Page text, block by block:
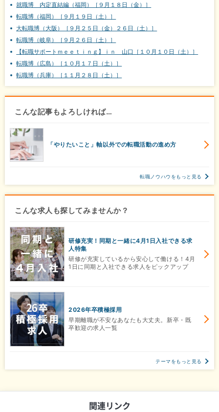
就職博 内定直結編（福岡）［９月１８日（金）］
転職博（福岡）［９月１９日（土）］
大転職博（大阪）［９月２５日（金）２６日（土）］
転職博（岐阜）［９月２６日（土）］
【転職サポートｍｅｅｔｉｎｇ】ｉｎ 山口［１０月１０日（土）］
転職博（広島）［１０月１７日（土）］
転職博（兵庫）［１１月２８日（土）］
こんな記事もよろしければ…
「やりたいこと」軸以外での転職活動の進め方
転職ノウハウをもっと見る
こんな求人も探してみませんか？
研修充実！同期と一緒に4月1日入社できる求
人特集
研修が充実しているから安心して働ける！4月
1日に同期と入社できる求人をピックアップ
2026年卒積極採用
早期離職が不安なあなたも大丈夫。新卒・既
卒歓迎の求人一覧
テーマをもっと見る
関連リンク